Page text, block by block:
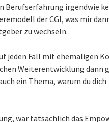
Berufserfahrung irgendwie
der CGI, was mir
zu wechseln.
jeden Fall mit ehemaligen
Weiterentwicklung dann
ein Thema, warum du dich
war tatsächlich das